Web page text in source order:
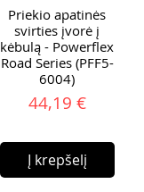
Priekio apatinės
svirties įvorė į
kėbulą - Powerflex
Road Series (PFF5-
6004)
Kaina
44,19 €
Į krepšelį